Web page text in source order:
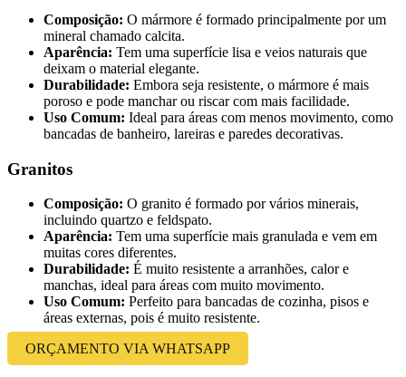
Composição: O mármore é formado principalmente por um
mineral chamado calcita.
Aparência: Tem uma superfície lisa e veios naturais que
deixam o material elegante.
Durabilidade: Embora seja resistente, o mármore é mais
poroso e pode manchar ou riscar com mais facilidade.
Uso Comum: Ideal para áreas com menos movimento, como
bancadas de banheiro, lareiras e paredes decorativas.
Granitos
Composição: O granito é formado por vários minerais,
incluindo quartzo e feldspato.
Aparência: Tem uma superfície mais granulada e vem em
muitas cores diferentes.
Durabilidade: É muito resistente a arranhões, calor e
manchas, ideal para áreas com muito movimento.
Uso Comum: Perfeito para bancadas de cozinha, pisos e
áreas externas, pois é muito resistente.
ORÇAMENTO VIA WHATSAPP